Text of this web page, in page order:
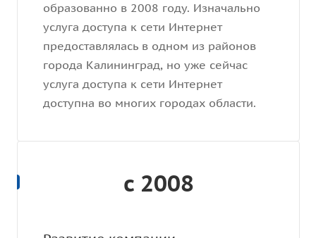
образованно в 2008 году. Изначально
услуга доступа к сети Интернет
предоставлялась в одном из районов
города Калининград, но уже сейчас
услуга доступа к сети Интернет
доступна во многих городах области.
с 2008